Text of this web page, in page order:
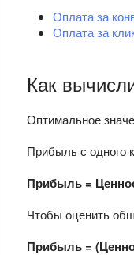
Оплата за
Оплата за
Как
Оптимальное
Прибыль с одного
Прибыль =
Чтобы оценить
Прибыль =